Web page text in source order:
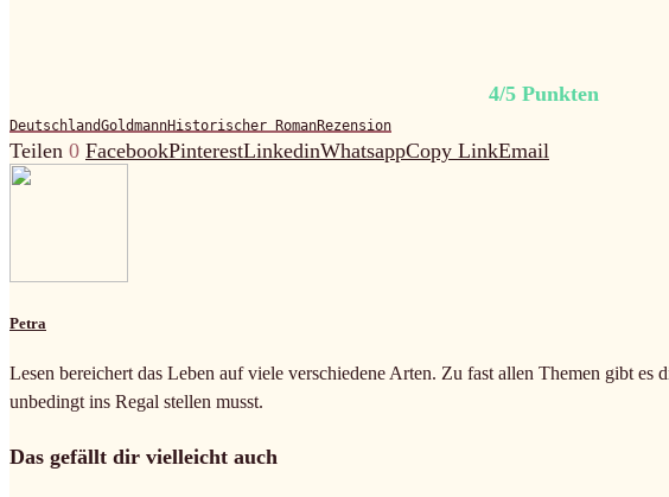
4/5 Punkten
DeutschlandGoldmannHistorischer RomanRezension
Teilen 0 FacebookPinterestLinkedinWhatsappCopy LinkEmail
Petra
Lesen bereichert das Leben auf viele verschiedene Arten. Zu fast allen Themen gibt
unbedingt ins Regal stellen musst.
Das gefällt dir vielleicht auch